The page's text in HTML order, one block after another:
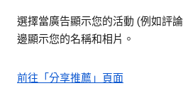
選擇當廣告顯示您的活動 (例如評
邊顯示您的名稱和相片。
前往「分享推薦」頁面